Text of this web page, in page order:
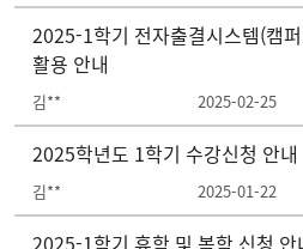
2025-1학기 전자출결시스템(캠
활용 안내
김** 2025-02-25
2025학년도 1학기 수강신청 안내
김** 2025-01-22
2025-1학기 휴학 및 복학 신청 안